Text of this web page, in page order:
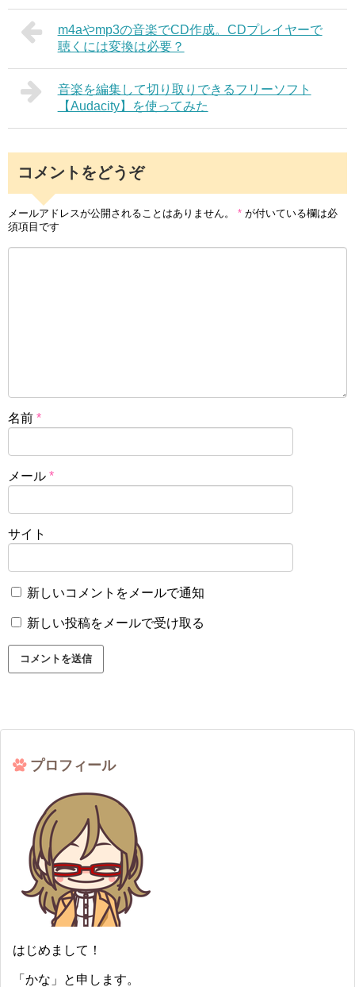
m4aやmp3の音楽でCD作成。CDプレイヤーで
聴くには変換は必要？
音楽を編集して切り取りできるフリーソフト
【Audacity】を使ってみた
コメントをどうぞ
メールアドレスが公開されることはありません。 * が付いている欄は必
須項目です
名前 *
メール *
サイト
新しいコメントをメールで通知
新しい投稿をメールで受け取る
プロフィール
はじめまして！
「かな」と申します。